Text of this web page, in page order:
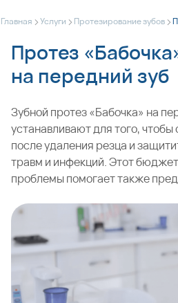
Главная >Услуги > Протезирование зубов >
Протез
на передний зуб
Зубной протез «Бабочка» на
устанавливают для того,
после удаления резца и
травм и инфекций. Этот
проблемы помогает также
освободившееся место. В
конструкцию применяют как
устранения одиночной
Пациент носит «бабочку» до
готов прочный и эстетичный
завершится процесс